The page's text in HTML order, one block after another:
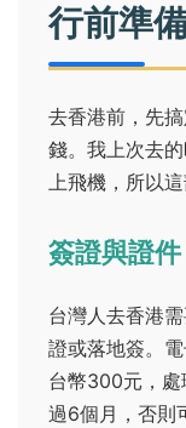
行前準
去香港前，先
錢。我上次去
上飛機，所以這
簽證與證件
台灣人去香港
證或落地簽。
台幣300元，處
過6個月，否則